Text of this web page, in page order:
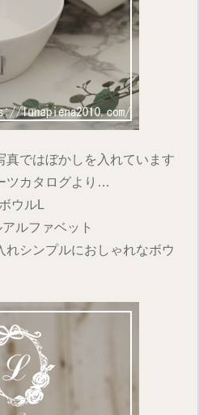
ではぼかしを入れています
ツカタログより…
ウルL
ルファベット
れシンプルにおしゃれなボウ